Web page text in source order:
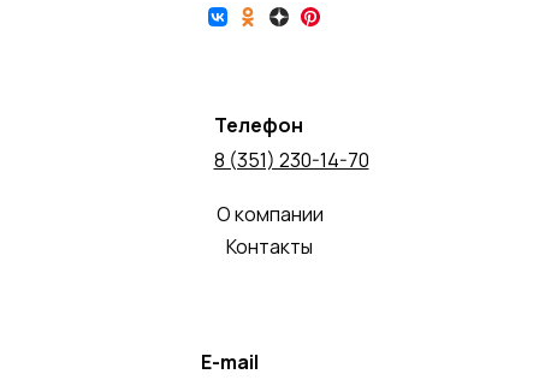
Телефон
8 (351) 230-14-70
О компании
Контакты
E-mail